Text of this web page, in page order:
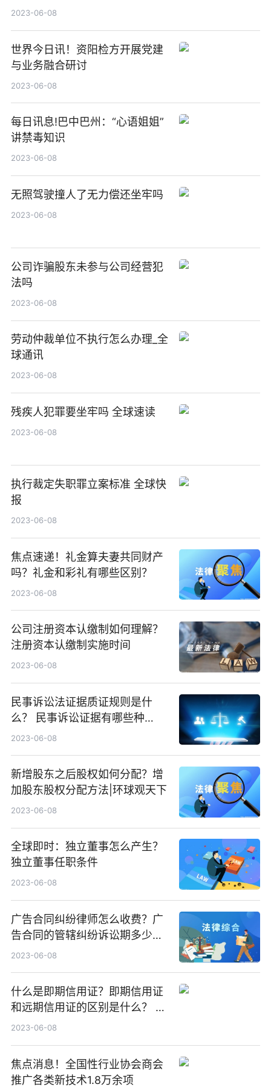
2023-06-08
世界今日讯！资阳检方开展党建
与业务融合研讨
2023-06-08
每日讯息!巴中巴州：“心语姐姐”
讲禁毒知识
2023-06-08
无照驾驶撞人了无力偿还坐牢吗
2023-06-08
公司诈骗股东未参与公司经营犯
法吗
2023-06-08
劳动仲裁单位不执行怎么办理_全
球通讯
2023-06-08
残疾人犯罪要坐牢吗 全球速读
2023-06-08
执行裁定失职罪立案标准 全球快
报
2023-06-08
焦点速递！礼金算夫妻共同财产
吗？礼金和彩礼有哪些区别？
2023-06-08
公司注册资本认缴制如何理解？
注册资本认缴制实施时间
2023-06-08
民事诉讼法证据质证规则是什
么？ 民事诉讼证据有哪些种
类？|天天微资讯
2023-06-08
新增股东之后股权如何分配？增
加股东股权分配方法|环球观天下
2023-06-08
全球即时：独立董事怎么产生？
独立董事任职条件
2023-06-08
广告合同纠纷律师怎么收费？广
告合同的管辖纠纷诉讼期多少
年？ 头条
2023-06-08
什么是即期信用证？即期信用证
和远期信用证的区别是什么？ 全
球聚看点
2023-06-08
焦点消息！全国性行业协会商会
推广各类新技术1.8万余项